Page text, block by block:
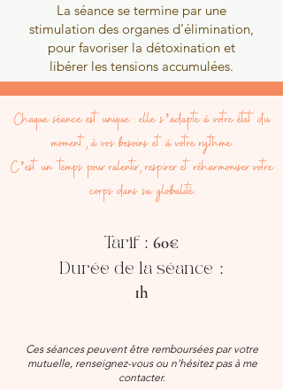
La séance se termine par une
stimulation des organes d’élimination,
pour favoriser la détoxination et
libérer les tensions accumulées.
Chaque séance est unique : elle s’adapte à votre état du
moment, à vos besoins et à votre rythme.
C’est un temps pour ralentir, respirer et réharmoniser votre
corps dans sa globalité.
Tarif: 60€
Durée de la séance :
1h
Ces séances peuvent être remboursées par votre
mutuelle, renseignez-vous ou n'hésitez pas à me
contacter.